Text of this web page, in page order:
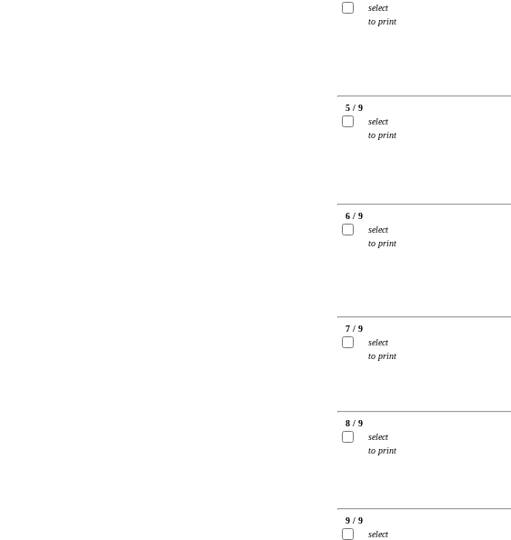
select
to print
5 / 9
select
to print
6 / 9
select
to print
7 / 9
select
to print
8 / 9
select
to print
9 / 9
select